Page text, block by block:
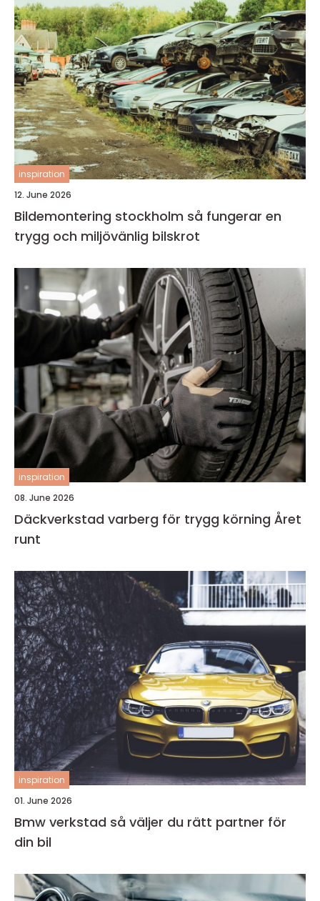
inspiration
12. June 2026
Bildemontering stockholm så fungerar en
trygg och miljövänlig bilskrot
inspiration
08. June 2026
Däckverkstad varberg för trygg körning Året
runt
inspiration
01. June 2026
Bmw verkstad så väljer du rätt partner för
din bil